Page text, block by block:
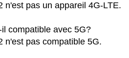
n'est pas un appareil 4G-LTE.
compatible avec 5G?
n'est pas compatible 5G.